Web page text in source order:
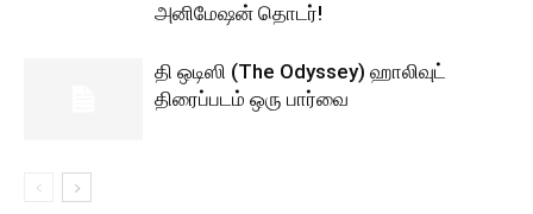
அனிமேஷன் தொடர்!
தி ஒடிஸி (The Odyssey) ஹாலிவுட்
திரைப்படம் ஒரு பார்வை